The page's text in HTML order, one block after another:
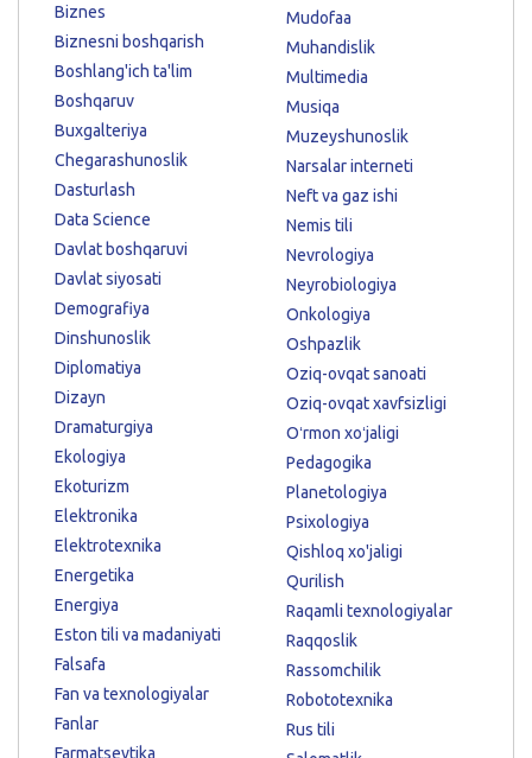
Biznes
Biznesni boshqarish
Boshlang'ich ta'lim
Boshqaruv
Buxgalteriya
Chegarashunoslik
Dasturlash
Data Science
Davlat boshqaruvi
Davlat siyosati
Demografiya
Dinshunoslik
Diplomatiya
Dizayn
Dramaturgiya
Ekologiya
Ekoturizm
Elektronika
Elektrotexnika
Energetika
Energiya
Eston tili va madaniyati
Falsafa
Fan va texnologiyalar
Fanlar
Farmatsevtika
Mudofaa
Muhandislik
Multimedia
Musiqa
Muzeyshunoslik
Narsalar interneti
Neft va gaz ishi
Nemis tili
Nevrologiya
Neyrobiologiya
Onkologiya
Oshpazlik
Oziq-ovqat sanoati
Oziq-ovqat xavfsizligi
Oʻrmon xoʻjaligi
Pedagogika
Planetologiya
Psixologiya
Qishloq xo'jaligi
Qurilish
Raqamli texnologiyalar
Raqqoslik
Rassomchilik
Robototexnika
Rus tili